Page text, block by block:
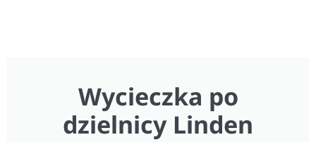
Wycieczka po
dzielnicy Linden